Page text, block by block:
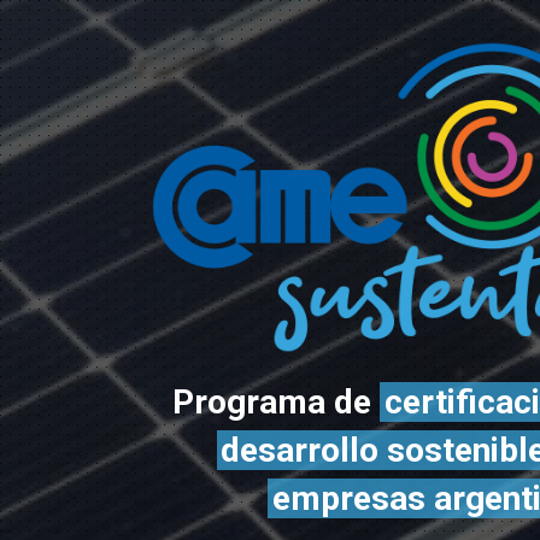
Programa de
desarrollo
empresas